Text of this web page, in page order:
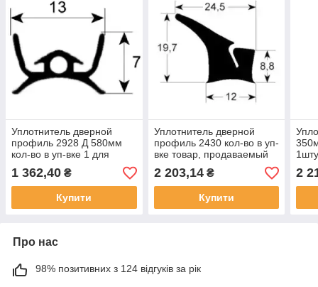
Уплотнитель дверной
профиль 2928 Д 580мм
кол-во в уп-вке 1 для
Colged, Elettrobar, MBM,
Dexion
1 362,40 ₴
Купити
Уплотнитель дверной
профиль 2430 кол-во в уп-
вке товар, продаваемый
по метрам для Emmepi,
Sogeco
2 203,14₴
Купити
2
Про нас
98% позитивних з 124 відгуків за рік